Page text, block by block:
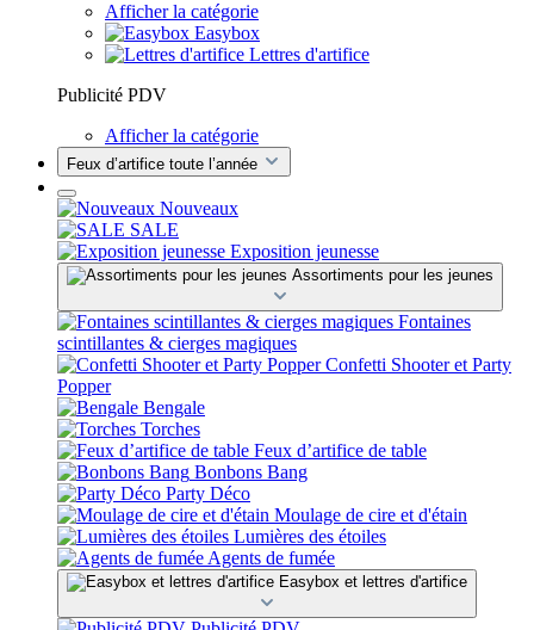
Afficher la catégorie
Easybox
Lettres d'artifice
Publicité PDV
Afficher la catégorie
Feux d’artifice toute l’année
Nouveaux
SALE
Exposition jeunesse
Assortiments pour les jeunes
Fontaines
scintillantes & cierges magiques
Confetti Shooter et Party
Popper
Bengale
Torches
Feux d’artifice de table
Bonbons Bang
Party Déco
Moulage de cire et d'étain
Lumières des étoiles
Agents de fumée
Easybox et lettres d'artifice